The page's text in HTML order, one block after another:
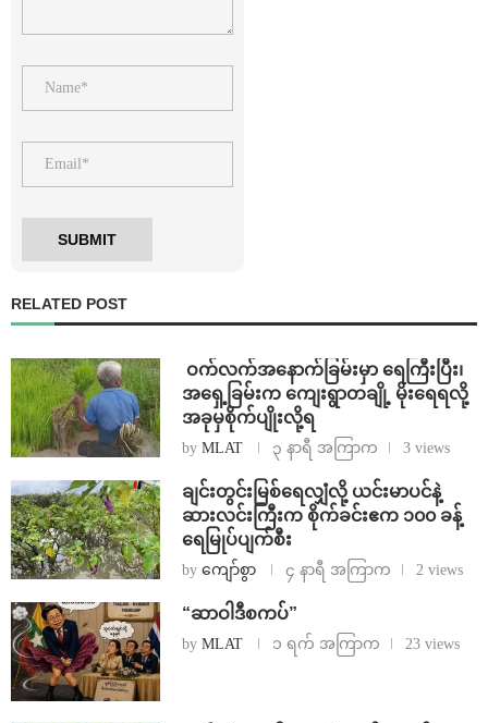
RELATED POST
⁩ ⁨ဝက်လက်အနောက်ခြမ်းမှာ ရေကြီးပြီး၊
အရှေ့ခြမ်းက ကျေးရွာတချို့ မိုးရေရလို့
အခုမှစိုက်ပျိုးလို့ရ
by MLAT ၃ နာရီ အကြာက 3 views
ချင်းတွင်းမြစ်ရေလျှံလို့ ယင်းမာပင်နဲ့
ဆားလင်းကြီးက စိုက်ခင်းဧက ၁၀၀ ခန့်
ရေမြုပ်ပျက်စီး
by ကျော်စွာ ၄ နာရီ အကြာက 2 views
“ဆာဝါဒီစကပ်”
by MLAT ၁ ရက် အကြာက 23 views